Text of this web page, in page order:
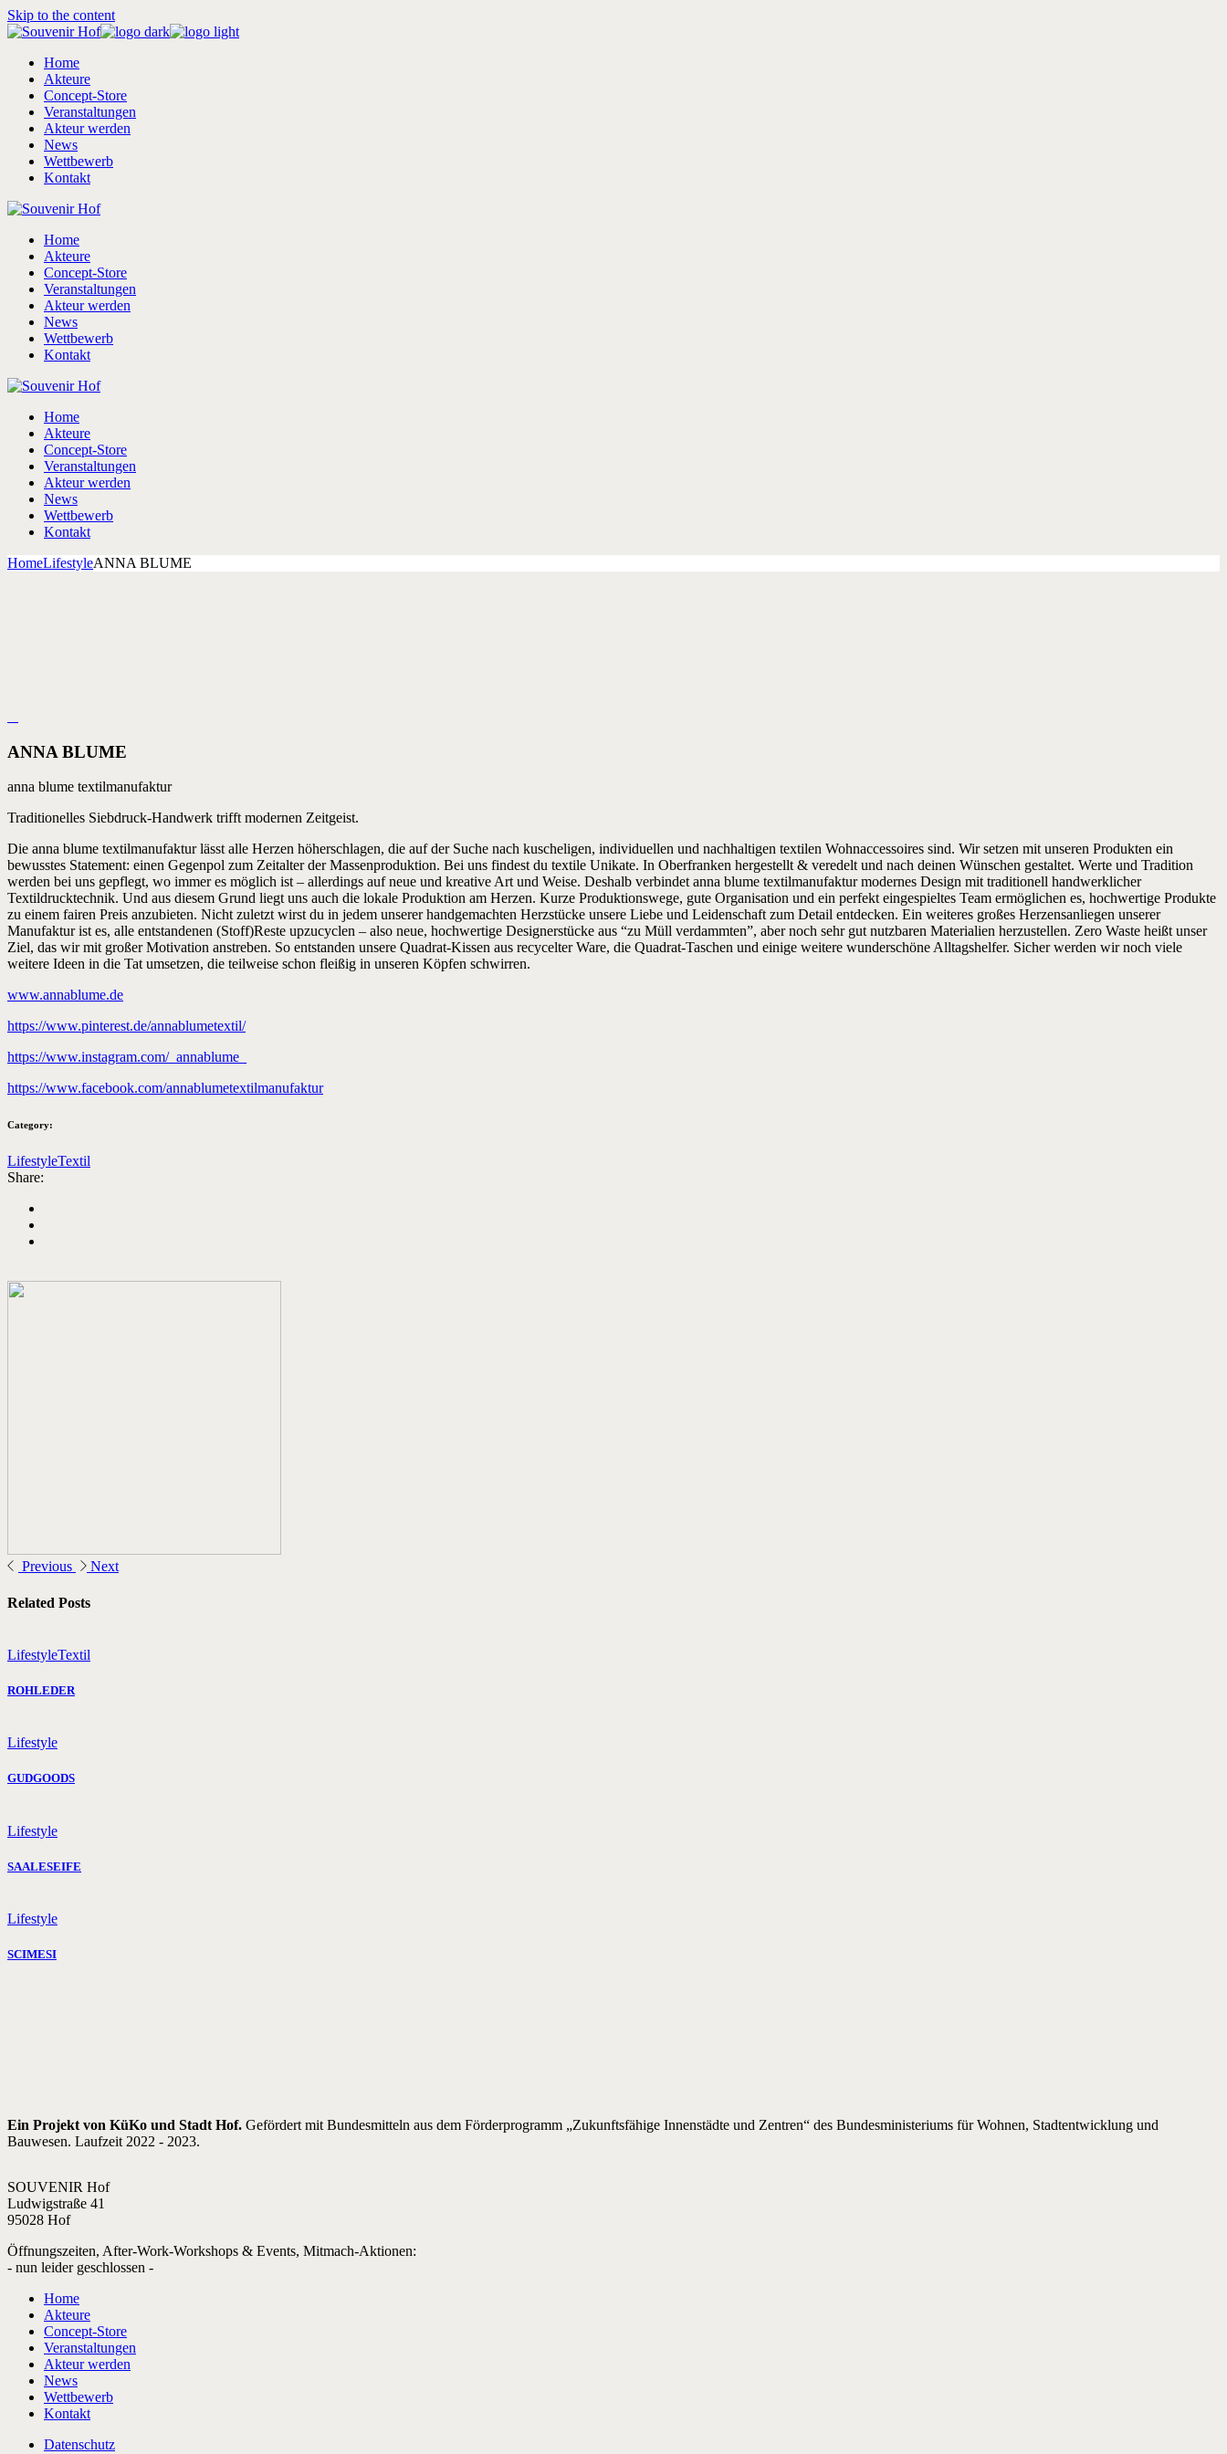
Skip to the content
Home
Akteure
Concept-Store
Veranstaltungen
Akteur werden
News
Wettbewerb
Kontakt
Home
Akteure
Concept-Store
Veranstaltungen
Akteur werden
News
Wettbewerb
Kontakt
Home
Akteure
Concept-Store
Veranstaltungen
Akteur werden
News
Wettbewerb
Kontakt
HomeLifestyleANNA BLUME
ANNA BLUME
anna blume textilmanufaktur
Traditionelles Siebdruck-Handwerk trifft modernen Zeitgeist.
Die anna blume textilmanufaktur lässt alle Herzen höherschlagen, die auf der Suche nach kuscheligen, individuellen und nachhaltigen textilen Wohnaccessoires sind. Wir setzen mit unseren Produkten ein
bewusstes Statement: einen Gegenpol zum Zeitalter der Massenproduktion. Bei uns findest du textile Unikate. In Oberfranken hergestellt & veredelt und nach deinen Wünschen gestaltet. Werte und Tradition
werden bei uns gepflegt, wo immer es möglich ist – allerdings auf neue und kreative Art und Weise. Deshalb verbindet anna blume textilmanufaktur modernes Design mit traditionell handwerklicher
Textildrucktechnik. Und aus diesem Grund liegt uns auch die lokale Produktion am Herzen. Kurze Produktionswege, gute Organisation und ein perfekt eingespieltes Team ermöglichen es, hochwertige Produkte
zu einem fairen Preis anzubieten. Nicht zuletzt wirst du in jedem unserer handgemachten Herzstücke unsere Liebe und Leidenschaft zum Detail entdecken. Ein weiteres großes Herzensanliegen unserer
Manufaktur ist es, alle entstandenen (Stoff)Reste upzucyclen – also neue, hochwertige Designerstücke aus “zu Müll verdammten”, aber noch sehr gut nutzbaren Materialien herzustellen. Zero Waste heißt unser
Ziel, das wir mit großer Motivation anstreben. So entstanden unsere Quadrat-Kissen aus recycelter Ware, die Quadrat-Taschen und einige weitere wunderschöne Alltagshelfer. Sicher werden wir noch viele
weitere Ideen in die Tat umsetzen, die teilweise schon fleißig in unseren Köpfen schwirren.
www.annablume.de
https://www.pinterest.de/annablumetextil/
https://www.instagram.com/_annablume_
https://www.facebook.com/annablumetextilmanufaktur
Category:
LifestyleTextil
Share:
Previous Next
Related Posts
LifestyleTextil
ROHLEDER
Lifestyle
GUDGOODS
Lifestyle
SAALESEIFE
Lifestyle
SCIMESI
Ein Projekt von KüKo und Stadt Hof. Gefördert mit Bundesmitteln aus dem Förderprogramm „Zukunftsfähige Innenstädte und Zentren“ des Bundesministeriums für Wohnen, Stadtentwicklung und
Bauwesen. Laufzeit 2022 - 2023.
SOUVENIR Hof
Ludwigstraße 41
95028 Hof
Öffnungszeiten, After-Work-Workshops & Events, Mitmach-Aktionen:
- nun leider geschlossen -
Home
Akteure
Concept-Store
Veranstaltungen
Akteur werden
News
Wettbewerb
Kontakt
Datenschutz